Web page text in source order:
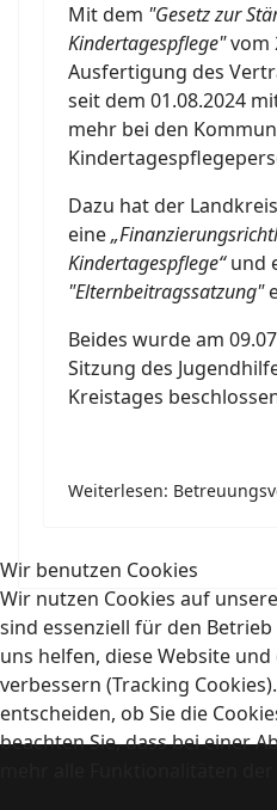
Mit dem "Gesetz zur
Kindertagespflege"vom
Ausfertigung des
seit dem 01.08.2024
mehr bei den
Dazu hat der
eine
Kindertagespflege“und
"Elternbeitragssatzung"
Beides wurde am
Sitzung des
Kreistages
Weiterlesen:
Wir benutzen Cookies
Wir nutzen Cookies auf
sind essenziell für den
uns helfen, diese Website
verbessern (Tracking
entscheiden, ob Sie die
beachten Sie, dass bei einer